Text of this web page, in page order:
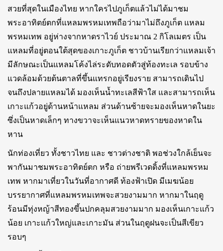
สวยที่สุดในเมืองไทย หากใครไปภูเก็ตแล้วไม่ได้มาชม
พระอาทิตย์ตกที่แหลมพรหมเทพถือว่ามาไม่ถึงภูเก็ต แหลม
พรหมเทพ อยู่ห่างจากหาดราไวย์ ประมาณ 2 กิโลเมตร เป็น
แหลมที่อยู่ตอนใต้สุดของเกาะภูเก็ต ชาวบ้านเรียกว่าแหลมเจ้า
มีลักษณะเป็นแหลมโค้งไล่ระดับทอดตัวสู่ท้องทะเล รอบข้าง
แวดล้อมด้วยต้นตาลที่ขึ้นแทรกอยู่เรียงราย สามารถเดินไป
จนถึงปลายแหลมได้ มองเห็นน้ำทะเลสีฟ้าใส และสามารถเห็น
เกาะแก้วอยู่ด้านหน้าแหลม ส่วนด้านซ้ายจะมองเห็นหาดในยะ
ซึ่งเป็นหาดเล็กๆ ทางขวาจะเห็นแนวหาดทรายของหาดใน
หาน
นักท่องเที่ยว ทั้งชาวไทย และ ชาวต่างชาติ พอช่วงใกล้เย็นจะ
พากันมาชมพระอาทิตย์ตก หรือ ถ่ายพรีเวดดิ้งที่แหลมพรหม
เทพ หากมาเที่ยวในวันที่อากาศดี ท้องฟ้าเปิด มีเมฆน้อย
บรรยากาศที่แหลมพรหมเทพจะสวยงามมาก หากมาในฤดู
ร้อนมีทุ่งหญ้าสีทองขึ้นปกคลุมสวยงามมาก มองเห็นเกาะแก้ว
น้อย เกาะแก้วใหญ่และเกาะมัน ส่วนในฤดูฝนจะเป็นสีเขียว
รอบๆ